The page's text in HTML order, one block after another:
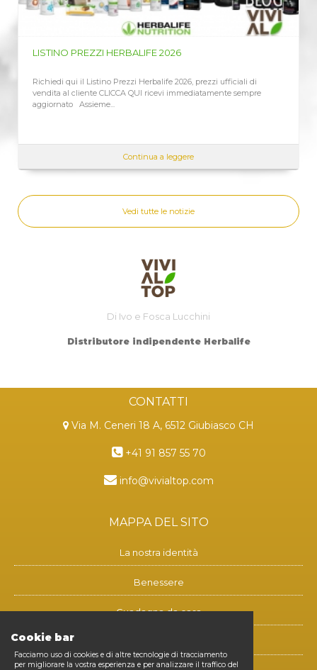
LISTINO PREZZI HERBALIFE 2026
Richiedi qui il Listino Prezzi Herbalife 2026, prezzi ufficiali di
vendita al cliente CLICCA QUI ricevi immediatamente sempre
aggiornato Assieme...
Continua a leggere
Vedi tutte le notizie
Di Ivo e Fosca Lucchini
Distributore indipendente Herbalife
CONTATTI
Via M. Ceneri 18 A, 6512 Giubiasco CH
+41 91 857 55 70
info@vivialtop.com
MAPPA DEL SITO
La nostra identità
Benessere
Guadagna da casa
Cookie bar
Facciamo uso di cookies e di altre tecnologie di tracciamento
per migliorare la vostra esperienza e per analizzare il traffico del